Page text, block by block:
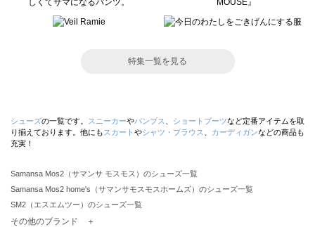
特集一覧を見る
シューズの一覧です。 スニーカーやパンプス ショートブーツなど定番アイテムを取
り揃えております。他にも スカート やシャツ・ブラウス カーディガンなどの商品も
充実！
Samansa Mos2（サマンサ モスモス）のシューズ一覧
Samansa Mos2 home's（サマンサモスモスホームズ）のシューズ一覧
SM2（エスエムツー）のシューズ一覧
TSUHARU by Samansa Mos2（ツハルバイサマンサモスモス）のシューズ一覧
その他のブランド ＋